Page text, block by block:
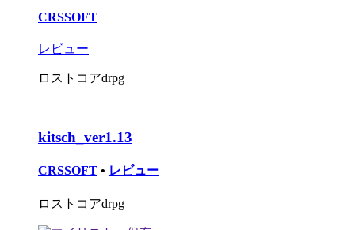
CRSSOFT
レビュー
ロストコアdrpg
kitsch_ver1.13
CRSSOFT • レビュー
ロストコアdrpg